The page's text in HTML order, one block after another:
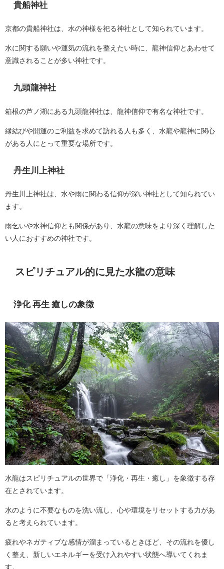
貴船神社
京都の貴船神社は、水の神様を祀る神社として知られています。
水に関する願いや運気の流れを整えたい時に、龍神信仰とあわせて
意識されることが多い神社です。
九頭龍神社
箱根の芦ノ湖にある九頭龍神社は、龍神信仰で有名な神社です。
縁結びや開運のご利益を求めて訪れる人も多く、水龍や龍神に関心
がある人にとって重要な場所です。
丹生川上神社
丹生川上神社は、水や雨に関わる信仰が深い神社として知られてい
ます。
雨乞いや水神信仰とも関係があり、水龍の意味をより深く理解した
い人におすすめの神社です。
スピリチュアル的に見た水龍の意味
浄化 再生 癒しの象徴
水龍はスピリチュアルの世界で「浄化・再生・癒し」を象徴する存
在とされています。
水のように不要なものを洗い流し、心や環境をリセットする力があ
ると考えられています。
疲れやネガティブな感情が溜まっているときほど、その流れを優し
く整え、新しいエネルギーを受け入れやすい状態へ導いてくれま
す。